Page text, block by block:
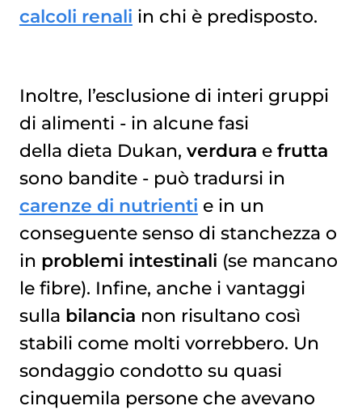
calcoli renali in chi è predisposto.
Inoltre, l’esclusione di interi gruppi
di alimenti - in alcune fasi
della dieta Dukan, verdura e frutta
sono bandite - può tradursi in
carenze di nutrienti e in un
conseguente senso di stanchezza o
in problemi intestinali (se mancano
le fibre). Infine, anche i vantaggi
sulla bilancia non risultano così
stabili come molti vorrebbero. Un
sondaggio condotto su quasi
cinquemila persone che avevano